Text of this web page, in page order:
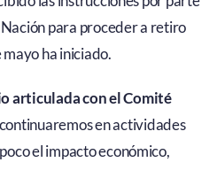
para proceder a retiro
ha iniciado.
articulada con el Comité
en actividades
el impacto económico,